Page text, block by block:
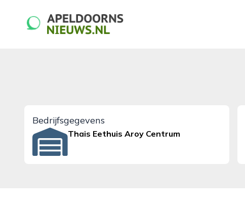
apeldoornsnieuws.nl
Bedrijfsgegevens
Thais Eethuis Aroy Centrum